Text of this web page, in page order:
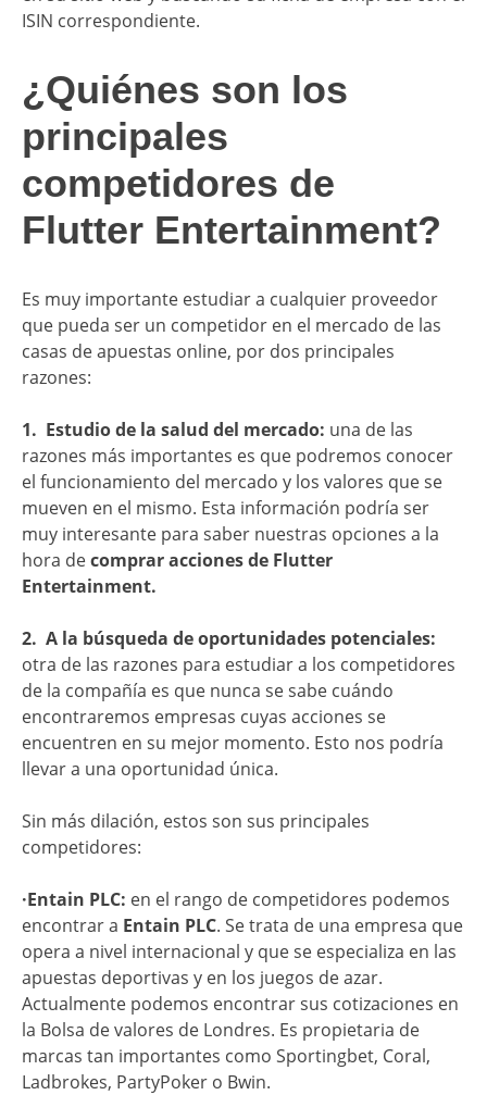
ISIN correspondiente.
¿Quiénes son los
principales
competidores de
Flutter Entertainment?
Es muy importante estudiar a cualquier proveedor
que pueda ser un competidor en el mercado de las
casas de apuestas online, por dos principales
razones:
1. Estudio de la salud del mercado: una de las
razones más importantes es que podremos conocer
el funcionamiento del mercado y los valores que se
mueven en el mismo. Esta información podría ser
muy interesante para saber nuestras opciones a la
hora decomprar acciones de Flutter
Entertainment.
2. A la búsqueda de oportunidades potenciales:
otra de las razones para estudiar a los competidores
de la compañía es que nunca se sabe cuándo
encontraremos empresas cuyas acciones se
encuentren en su mejor momento. Esto nos podría
llevar a una oportunidad única.
Sin más dilación, estos son sus principales
competidores:
·Entain PLC: en el rango de competidores podemos
encontrar a Entain PLC. Se trata de una empresa que
opera a nivel internacional y que se especializa en las
apuestas deportivas y en los juegos de azar.
Actualmente podemos encontrar sus cotizaciones en
la Bolsa de valores de Londres. Es propietaria de
marcas tan importantes como Sportingbet, Coral,
Ladbrokes, PartyPoker o Bwin.